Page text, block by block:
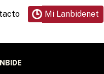
Mi Lanbidenet